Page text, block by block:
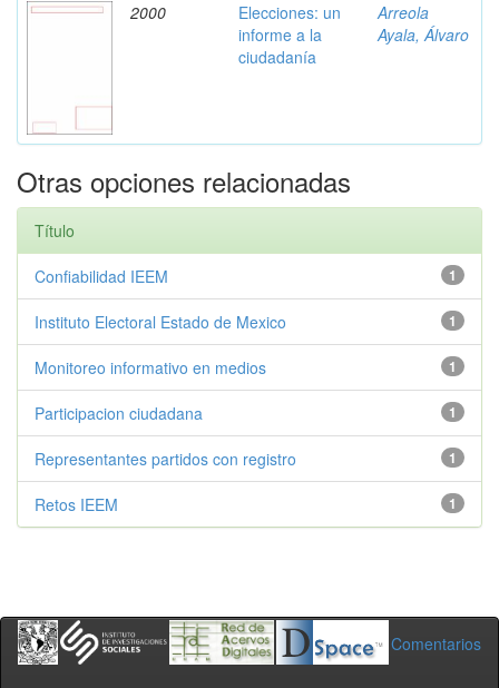
2000
Elecciones: un
informe a la
ciudadanía
Arreola
Ayala, Álvaro
Otras opciones relacionadas
Título
1
Confiabilidad IEEM
1
Instituto Electoral Estado de Mexico
1
Monitoreo informativo en medios
1
Participacion ciudadana
1
Representantes partidos con registro
1
Retos IEEM
Comentarios